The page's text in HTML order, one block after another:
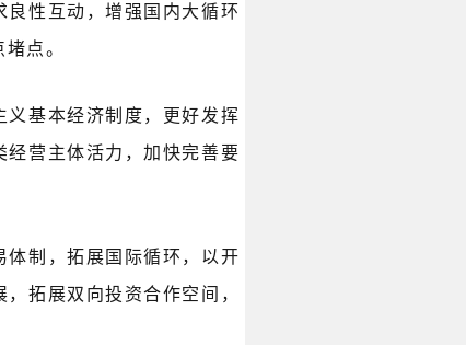
性互动，增强国内大循环
点。
义基本经济制度，更好发挥
经营主体活力，加快完善要
体制，拓展国际循环，以开
拓展双向投资合作空间，